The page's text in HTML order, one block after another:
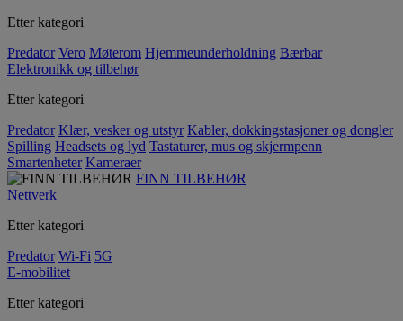
Etter kategori
Predator Vero Møterom Hjemmeunderholdning Bærbar
Elektronikk og tilbehør
Etter kategori
Predator Klær, vesker og utstyr Kabler, dokkingstasjoner og dongler
Spilling Headsets og lyd Tastaturer, mus og skjermpenn
Smartenheter Kameraer
FINN TILBEHØR
Nettverk
Etter kategori
Predator Wi-Fi 5G
E-mobilitet
Etter kategori